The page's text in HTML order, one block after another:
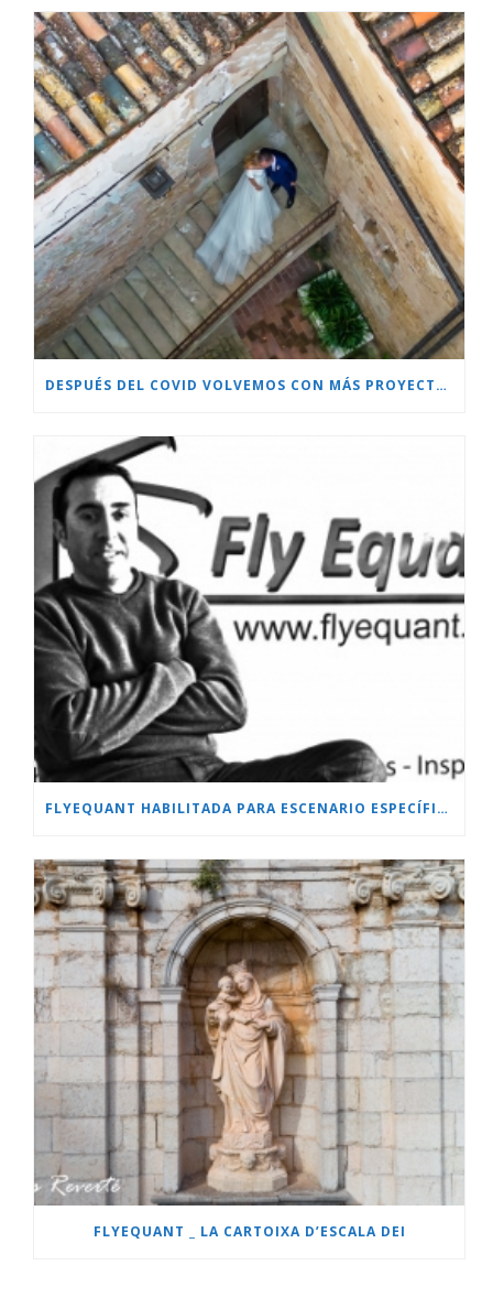
DESPUÉS DEL COVID VOLVEMOS CON MÁS PROYECTOS!!!
FLYEQUANT HABILITADA PARA ESCENARIO ESPECÍFICO.
FLYEQUANT _ LA CARTOIXA D’ESCALA DEI